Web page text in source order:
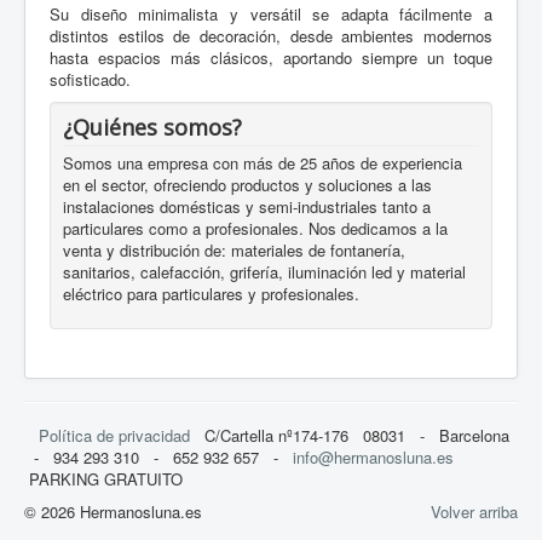
Su diseño minimalista y versátil se adapta fácilmente a
distintos estilos de decoración, desde ambientes modernos
hasta espacios más clásicos, aportando siempre un toque
sofisticado.
¿Quiénes somos?
Somos una empresa con más de 25 años de experiencia
en el sector, ofreciendo productos y soluciones a las
instalaciones domésticas y semi-industriales tanto a
particulares como a profesionales. Nos dedicamos a la
venta y distribución de: materiales de fontanería,
sanitarios, calefacción, grifería, iluminación led y material
eléctrico para particulares y profesionales.
Política de privacidad C/Cartella nº174-176 08031 - Barcelona
- 934 293 310 - 652 932 657 - info@hermanosluna.es
PARKING GRATUITO
Volver arriba
© 2026 Hermanosluna.es